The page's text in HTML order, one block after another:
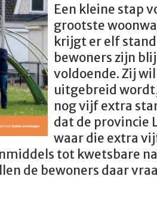
Een kleine stap
grootste
krijgt er elf
bewoners zijn
voldoende. Zij
uitgebreid
nog vijf extra
dat de provincie
waar die extra
tot kwetsbare
de bewoners daar